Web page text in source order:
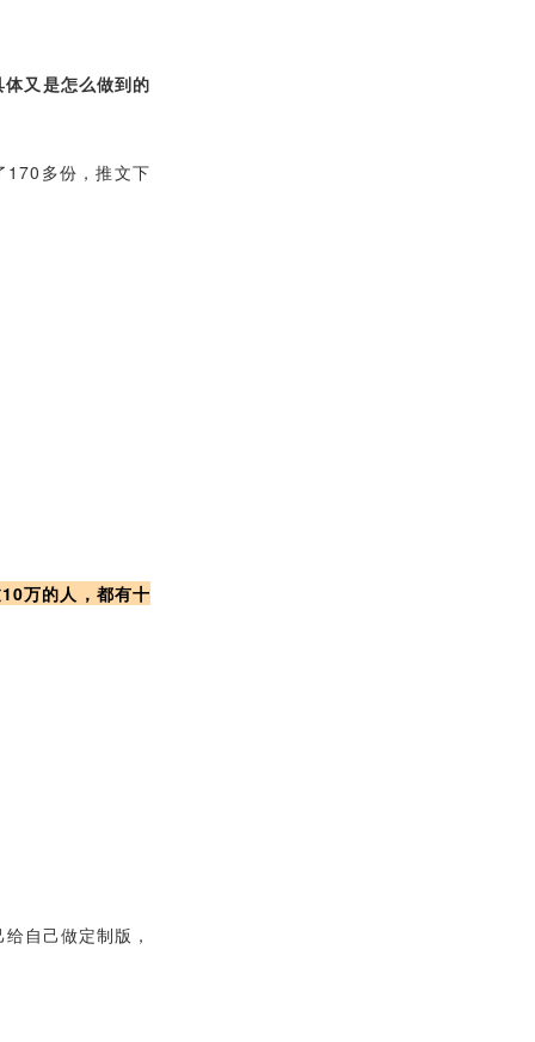
又是怎么做到的
170多份，推文下
万的人，都有十
自己做定制版，